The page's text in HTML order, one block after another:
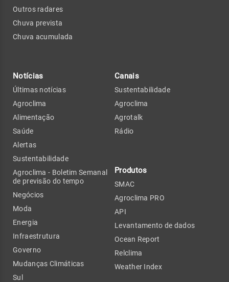
Outros radares
Chuva prevista
Chuva acumulada
Notícias
Últimas notícias
Agroclima
Alimentação
Saúde
Alertas
Sustentabilidade
Agroclima - Boletim Semanal
de previsão do tempo
Negócios
Moda
Energia
Infraestrutura
Governo
Mudanças Climáticas
Sul
Canais
Sustentabilidade
Agroclima
Agrotalk
Rádio
Produtos
SMAC
Agroclima PRO
API
Levantamento de dados
Ocean Report
Relclima
Weather Index